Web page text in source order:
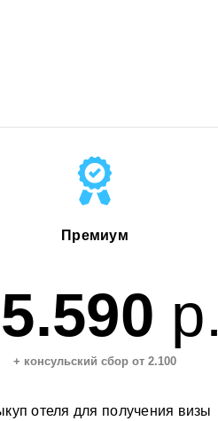
Премиум
р.
+ консульский сбор от 2.100
отеля для получения визы